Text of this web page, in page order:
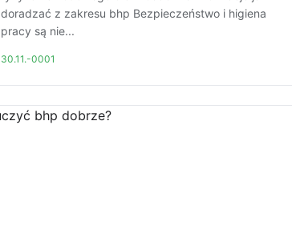
doradzać z zakresu bhp Bezpieczeństwo i higiena
pracy są nie...
30.11.-0001